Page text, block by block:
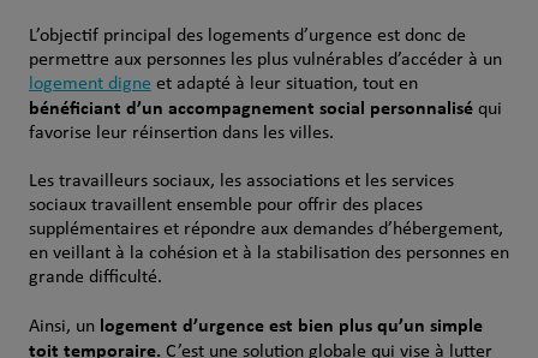
L’objectif principal des logements d’urgence est donc de
permettre aux personnes les plus vulnérables d’accéder à un
logement digne et adapté à leur situation, tout en
bénéficiant d’un accompagnement social personnaliséqui
favorise leur réinsertion dans les villes.
Les travailleurs sociaux, les associations et les services
sociaux travaillent ensemble pour offrir des places
supplémentaires et répondre aux demandes d’hébergement,
en veillant à la cohésion et à la stabilisation des personnes en
grande difficulté.
Ainsi, unlogement d’urgence est bien plus qu’un simple
toit temporaire. C’est une solution globale qui vise à lutter